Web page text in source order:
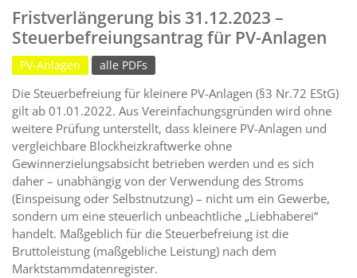
Fristverlängerung bis 31.12.2023 –
Steuerbefreiungsantrag für PV-Anlagen
PV-Anlagen alle PDFs
Die Steuerbefreiung für kleinere PV-Anlagen (§3 Nr.72 EStG)
gilt ab 01.01.2022. Aus Vereinfachungsgründen wird ohne
weitere Prüfung unterstellt, dass kleinere PV-Anlagen und
vergleichbare Blockheizkraftwerke ohne
Gewinnerzielungsabsicht betrieben werden und es sich
daher – unabhängig von der Verwendung des Stroms
(Einspeisung oder Selbstnutzung) – nicht um ein Gewerbe,
sondern um eine steuerlich unbeachtliche „Liebhaberei“
handelt. Maßgeblich für die Steuerbefreiung ist die
Bruttoleistung (maßgebliche Leistung) nach dem
Marktstammdatenregister.